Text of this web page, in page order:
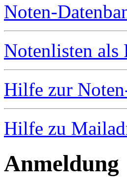
Noten-
Notenlisten als
Hilfe zur
Hilfe zu
Anmeldung